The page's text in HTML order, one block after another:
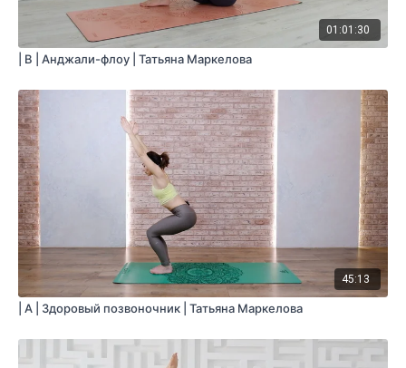
01:01:30
| B | Анджали-флоу | Татьяна Маркелова
45:13
| A | Здоровый позвоночник | Татьяна Маркелова